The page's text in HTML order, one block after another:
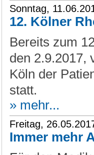
Sonntag,
12. Kölner
Bereits zum
den 2.9.2017,
Köln der
statt.
» mehr...
Freitag,
Immer mehr